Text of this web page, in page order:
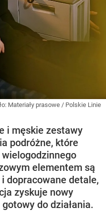
Materiały prasowe / Polskie Linie
i męskie zestawy
podróżne, które
elementem są
dopracowane detale,
zyskuje nowy
do działania.